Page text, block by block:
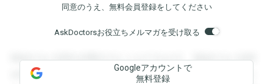
同意のうえ、無料会員登録をしてください
AskDoctorsお役立ちメルマガを受け取る
登録すると回答を閲覧することができます。登録すると回答
を閲覧することができます。登録すると回答を閲覧すること
Googleアカウントで
無料登録